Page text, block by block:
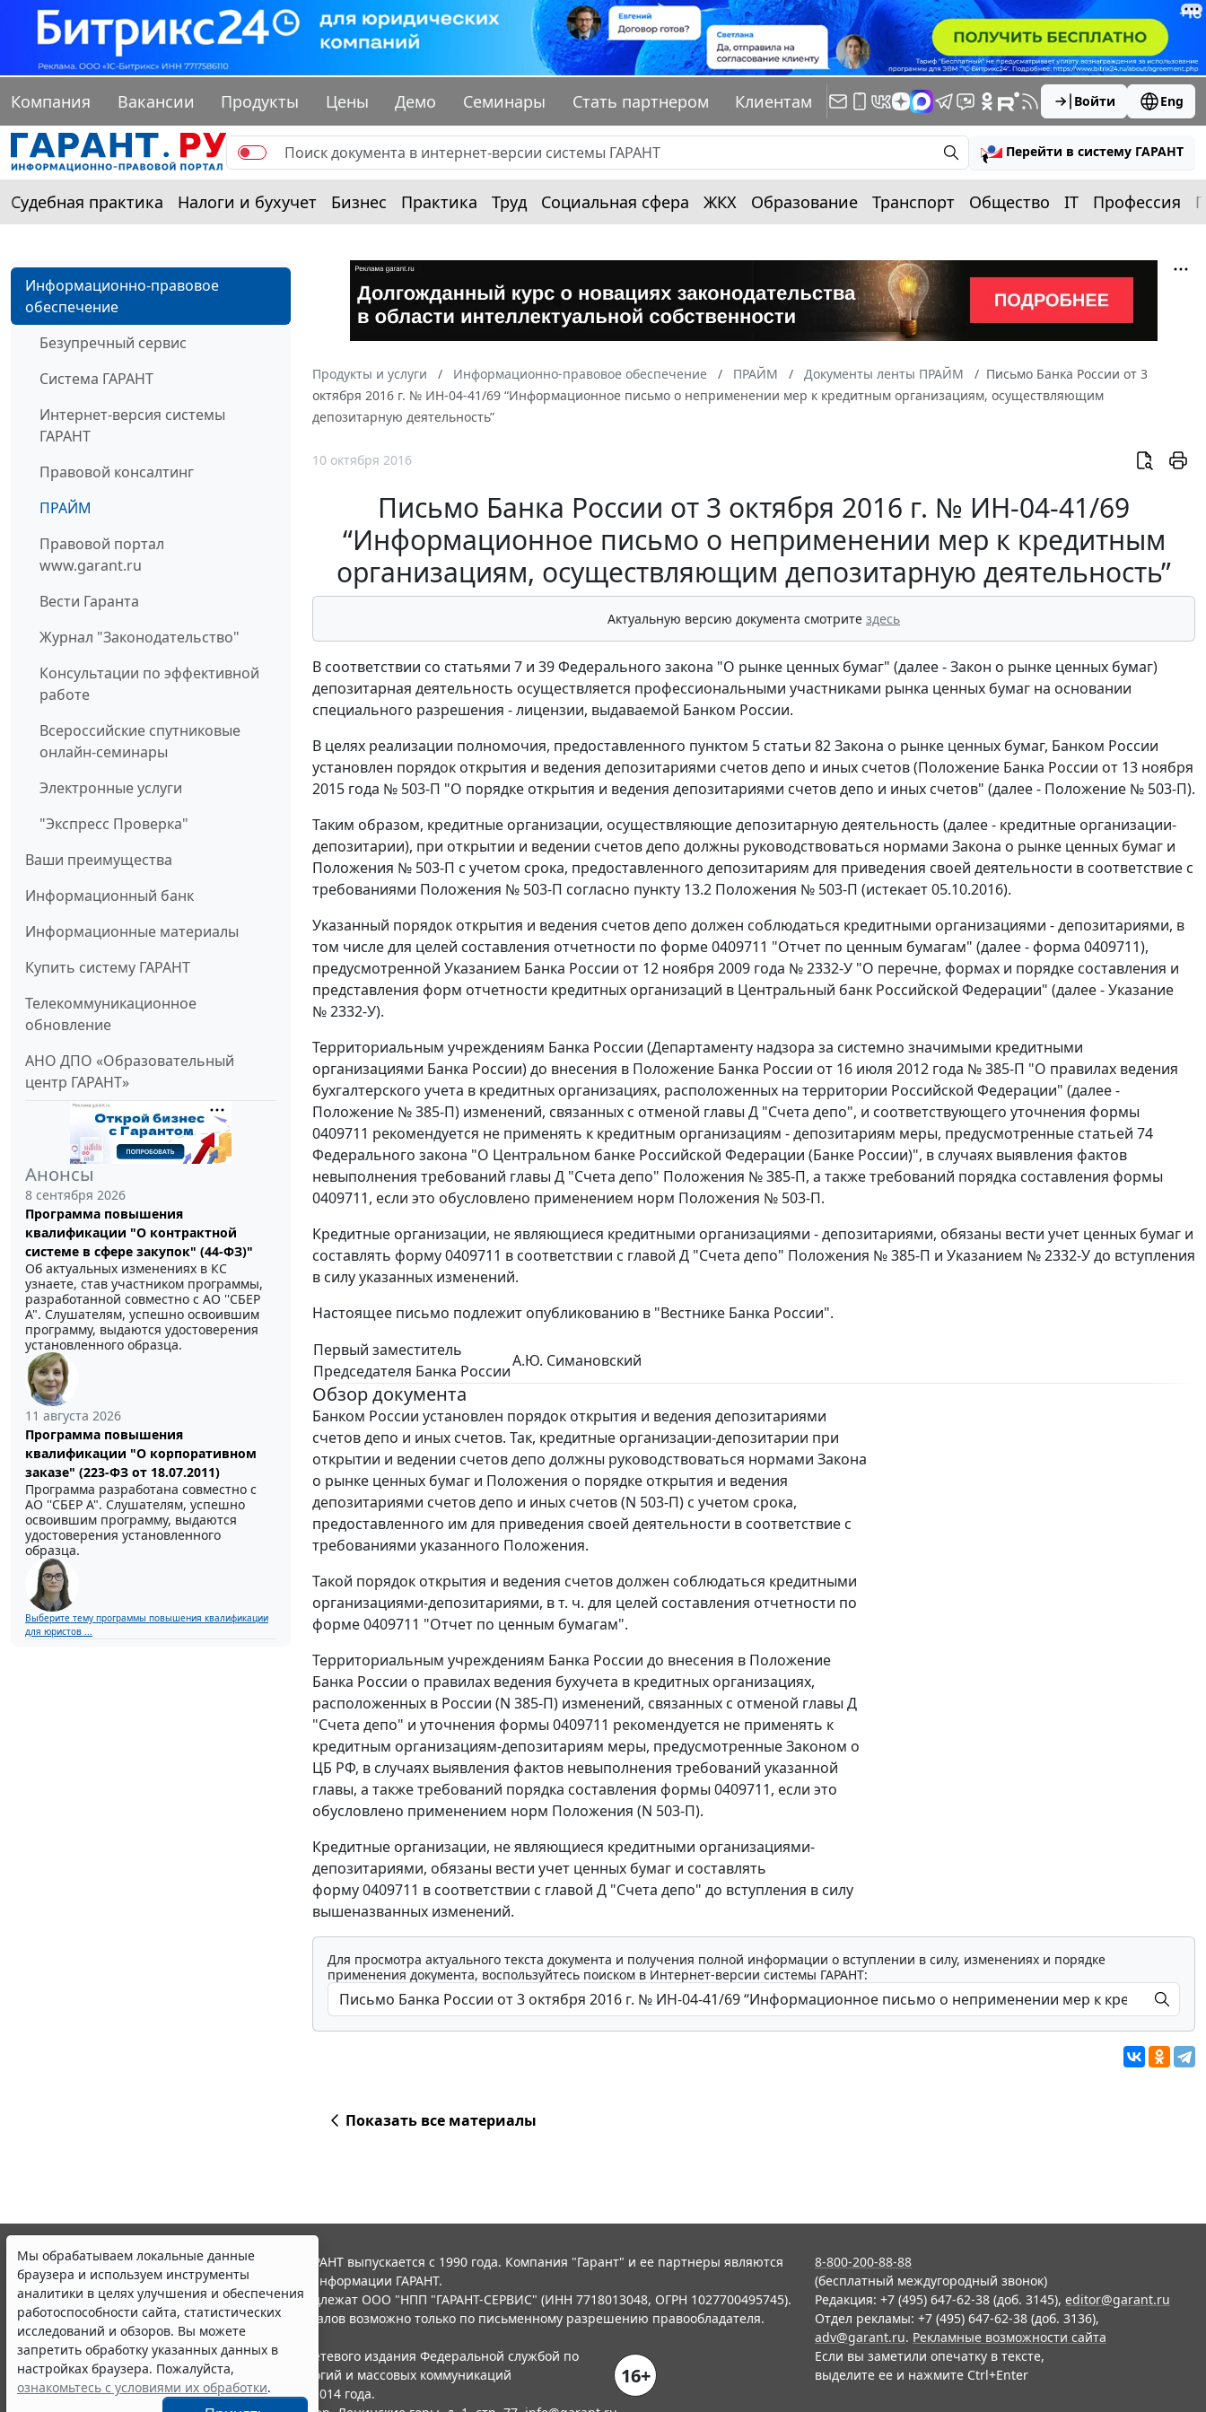
Компания Вакансии Продукты Цены Демо Семинары Стать партнером Клиентам Войти Eng
Перейти в систему ГАРАНТ
Судебная практика Налоги и бухучет Бизнес Практика Труд Социальная сфера ЖКХ Образование Транспорт Общество IT Профессия
Информационно-правовое
обеспечение
Безупречный сервис
Система ГАРАНТ
Интернет-версия системы
ГАРАНТ
Правовой консалтинг
ПРАЙМ
Правовой портал
www.garant.ru
Вести Гаранта
Журнал "Законодательство"
Консультации по эффективной
работе
Всероссийские спутниковые
онлайн-семинары
Электронные услуги
"Экспресс Проверка"
Ваши преимущества
Информационный банк
Информационные материалы
Купить систему ГАРАНТ
Телекоммуникационное
обновление
АНО ДПО «Образовательный
центр ГАРАНТ»
Анонсы
8 сентября 2026
Программа повышения
квалификации "О контрактной
системе в сфере закупок" (44-ФЗ)"
Об актуальных изменениях в КС
узнаете, став участником программы,
разработанной совместно с АО ''СБЕР
А". Слушателям, успешно освоившим
программу, выдаются удостоверения
установленного образца.
11 августа 2026
Программа повышения
квалификации "О корпоративном
заказе" (223-ФЗ от 18.07.2011)
Программа разработана совместно с
АО ''СБЕР А". Слушателям, успешно
освоившим программу, выдаются
удостоверения установленного
образца.
Выберите тему программы повышения квалификации
для юристов ...
Продукты и услуги Информационно-правовое обеспечение ПРАЙМ Документы ленты ПРАЙМ
Письмо Банка России от 3
октября 2016 г. № ИН-04-41/69 “Информационное письмо о неприменении мер к кредитным организациям, осуществляющим
депозитарную деятельность”
10 октября 2016
Письмо Банка России от 3 октября 2016 г. № ИН-04-41/69
“Информационное письмо о неприменении мер к кредитным
организациям, осуществляющим депозитарную деятельность”
Актуальную версию документа смотрите здесь
В соответствии со статьями 7 и 39 Федерального закона "О рынке ценных бумаг" (далее - Закон о рынке ценных бумаг)
депозитарная деятельность осуществляется профессиональными участниками рынка ценных бумаг на основании
специального разрешения - лицензии, выдаваемой Банком России.
В целях реализации полномочия, предоставленного пунктом 5 статьи 82 Закона о рынке ценных бумаг, Банком России
установлен порядок открытия и ведения депозитариями счетов депо и иных счетов (Положение Банка России от 13 ноября
2015 года № 503-П "О порядке открытия и ведения депозитариями счетов депо и иных счетов" (далее - Положение № 503-П).
Таким образом, кредитные организации, осуществляющие депозитарную деятельность (далее - кредитные организации-
депозитарии), при открытии и ведении счетов депо должны руководствоваться нормами Закона о рынке ценных бумаг и
Положения № 503-П с учетом срока, предоставленного депозитариям для приведения своей деятельности в соответствие с
требованиями Положения № 503-П согласно пункту 13.2 Положения № 503-П (истекает 05.10.2016).
Указанный порядок открытия и ведения счетов депо должен соблюдаться кредитными организациями - депозитариями, в
том числе для целей составления отчетности по форме 0409711 "Отчет по ценным бумагам" (далее - форма 0409711),
предусмотренной Указанием Банка России от 12 ноября 2009 года № 2332-У "О перечне, формах и порядке составления и
представления форм отчетности кредитных организаций в Центральный банк Российской Федерации" (далее - Указание
№ 2332-У).
Территориальным учреждениям Банка России (Департаменту надзора за системно значимыми кредитными
организациями Банка России) до внесения в Положение Банка России от 16 июля 2012 года № 385-П "О правилах ведения
бухгалтерского учета в кредитных организациях, расположенных на территории Российской Федерации" (далее -
Положение № 385-П) изменений, связанных с отменой главы Д "Счета депо", и соответствующего уточнения формы
0409711 рекомендуется не применять к кредитным организациям - депозитариям меры, предусмотренные статьей 74
Федерального закона "О Центральном банке Российской Федерации (Банке России)", в случаях выявления фактов
невыполнения требований главы Д "Счета депо" Положения № 385-П, а также требований порядка составления формы
0409711, если это обусловлено применением норм Положения № 503-П.
Кредитные организации, не являющиеся кредитными организациями - депозитариями, обязаны вести учет ценных бумаг и
составлять форму 0409711 в соответствии с главой Д "Счета депо" Положения № 385-П и Указанием № 2332-У до вступления
в силу указанных изменений.
Настоящее письмо подлежит опубликованию в "Вестнике Банка России".
Первый заместитель
Председателя Банка России
А.Ю. Симановский
Обзор документа
Банком России установлен порядок открытия и ведения депозитариями
счетов депо и иных счетов. Так, кредитные организации-депозитарии при
открытии и ведении счетов депо должны руководствоваться нормами Закона
о рынке ценных бумаг и Положения о порядке открытия и ведения
депозитариями счетов депо и иных счетов (N 503-П) с учетом срока,
предоставленного им для приведения своей деятельности в соответствие с
требованиями указанного Положения.
Такой порядок открытия и ведения счетов должен соблюдаться кредитными
организациями-депозитариями, в т. ч. для целей составления отчетности по
форме 0409711 "Отчет по ценным бумагам".
Территориальным учреждениям Банка России до внесения в Положение
Банка России о правилах ведения бухучета в кредитных организациях,
расположенных в России (N 385-П) изменений, связанных с отменой главы Д
"Счета депо" и уточнения формы 0409711 рекомендуется не применять к
кредитным организациям-депозитариям меры, предусмотренные Законом о
ЦБ РФ, в случаях выявления фактов невыполнения требований указанной
главы, а также требований порядка составления формы 0409711, если это
обусловлено применением норм Положения (N 503-П).
Кредитные организации, не являющиеся кредитными организациями-
депозитариями, обязаны вести учет ценных бумаг и составлять
форму 0409711 в соответствии с главой Д "Счета депо" до вступления в силу
вышеназванных изменений.
Для просмотра актуального текста документа и получения полной информации о вступлении в силу, изменениях и порядке
применения документа, воспользуйтесь поиском в Интернет-версии системы ГАРАНТ:
Показать все материалы
Мы обрабатываем локальные данные
браузера и используем инструменты
аналитики в целях улучшения и обеспечения
работоспособности сайта, статистических
исследований и обзоров. Вы можете
запретить обработку указанных данных в
настройках браузера. Пожалуйста,
ознакомьтесь с условиями их обработки.
© ООО "НПП "ГАРАНТ-СЕРВИС", 2026. Система ГАРАНТ выпускается с 1990 года. Компания "Гарант" и ее партнеры являются
участниками Российской ассоциации правовой информации ГАРАНТ.
Все права на материалы сайта ГАРАНТ.РУ принадлежат ООО "НПП "ГАРАНТ-СЕРВИС" (ИНН 7718013048, ОГРН 1027700495745).
Полное или частичное воспроизведение материалов возможно только по письменному разрешению правообладателя.
Правила использования портала.
Портал ГАРАНТ.РУ зарегистрирован в качестве сетевого издания Федеральной службой по
надзору в сфере связи,информационных технологий и массовых коммуникаций
(Роскомнадзором), Эл № ФС77-58365 от 18 июня 2014 года.
16+
8-800-200-88-88
(бесплатный междугородный звонок)
Редакция: +7 (495) 647-62-38 (доб. 3145), editor@garant.ru
Отдел рекламы: +7 (495) 647-62-38 (доб. 3136),
adv@garant.ru. Рекламные возможности сайта
Если вы заметили опечатку в тексте,
выделите ее и нажмите Ctrl+Enter